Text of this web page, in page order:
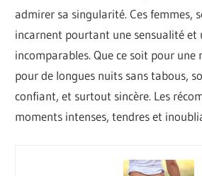
admirer sa singularité. Ces femmes,
incarnent pourtant une sensualité et
incomparables. Que ce soit pour une
pour de longues nuits sans tabous,
confiant, et surtout sincère. Les
moments intenses, tendres et